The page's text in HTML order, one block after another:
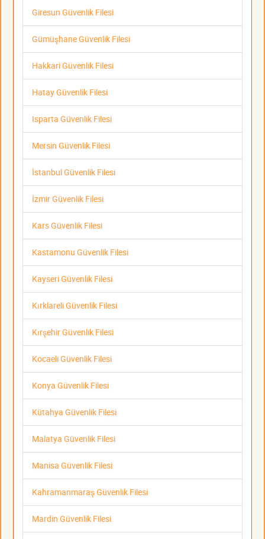
Giresun Güvenlik Filesi
Gümüşhane Güvenlik Filesi
Hakkari Güvenlik Filesi
Hatay Güvenlik Filesi
Isparta Güvenlik Filesi
Mersin Güvenlik Filesi
İstanbul Güvenlik Filesi
İzmir Güvenlik Filesi
Kars Güvenlik Filesi
Kastamonu Güvenlik Filesi
Kayseri Güvenlik Filesi
Kırklareli Güvenlik Filesi
Kırşehir Güvenlik Filesi
Kocaeli Güvenlik Filesi
Konya Güvenlik Filesi
Kütahya Güvenlik Filesi
Malatya Güvenlik Filesi
Manisa Güvenlik Filesi
Kahramanmaraş Güvenlik Filesi
Mardin Güvenlik Filesi